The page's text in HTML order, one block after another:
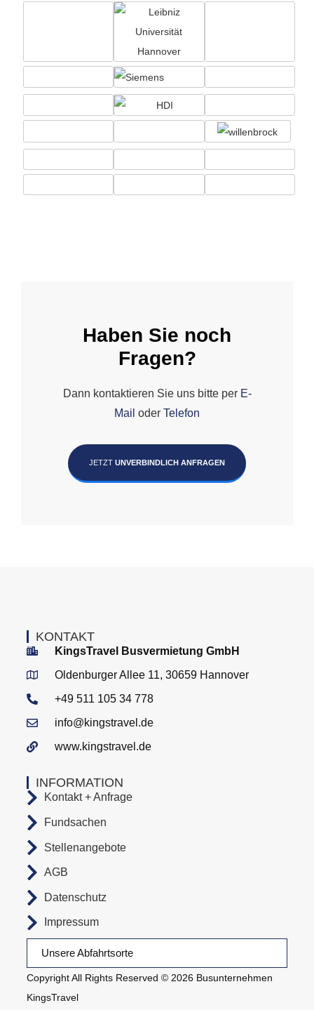
Haben Sie noch
Fragen?
Dann kontaktieren Sie uns bitte per E-
Mail oder Telefon
JETZT UNVERBINDLICH ANFRAGEN
Copyright All Rights Reserved © 2026 Busunternehmen
KingsTravel
Unsere Abfahrtsorte
INFORMATION
Kontakt + Anfrage
Fundsachen
Stellenangebote
AGB
Datenschutz
Impressum
KONTAKT
KingsTravel Busvermietung GmbH
Oldenburger Allee 11, 30659 Hannover
+49 511 105 34 778
info@kingstravel.de
www.kingstravel.de